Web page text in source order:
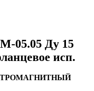
05.05 Ду 15
исп.